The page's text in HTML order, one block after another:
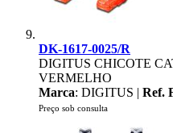
DK-1617-0025/R
DIGITUS CHICOTE
VERMELHO
Marca: DIGITUS | Ref.
Preço sob consulta